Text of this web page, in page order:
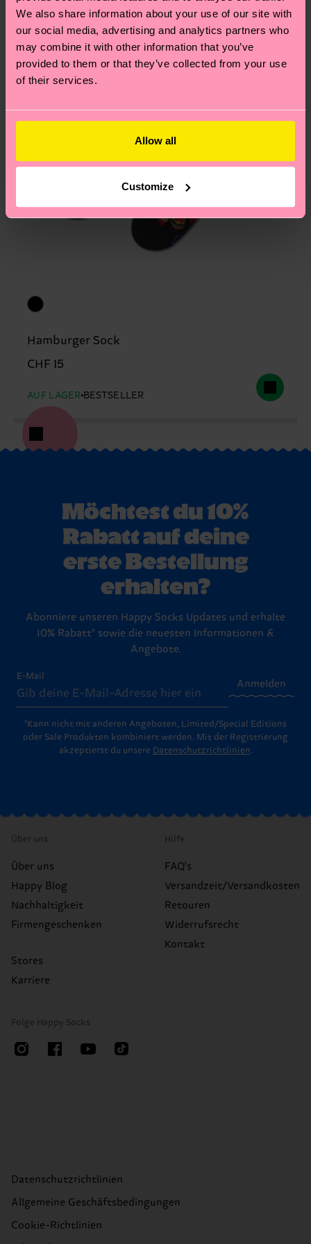
We also share information about your use of our site with
our social media, advertising and analytics partners who
may combine it with other information that you’ve
provided to them or that they’ve collected from your use
of their services.
Allow all
Customize
Hilfebereich im Artikel Retouren findest du die
am häufigsten gestellten Fragen.
Hamburger Sock
CHF 15
AUF LAGER BESTSELLER
Möchtest du 10%
Rabatt auf deine
erste Bestellung
erhalten?
Abonniere unseren Happy Socks Updates und erhalte
10% Rabatt* sowie die neuesten Informationen &
Angebote.
E-Mail
Anmelden
*Kann nicht mit anderen Angeboten, Limited/Special Editions
oder Sale Produkten kombiniert werden. Mit der Registrierung
akzeptierst du unsere Datenschutzrichtlinien.
Über uns
Über uns
Happy Blog
Nachhaltigkeit
Firmengeschenken
Stores
Karriere
Hilfe
FAQ's
Versandzeit/Versandkosten
Retouren
Widerrufsrecht
Kontakt
Folge Happy Socks
Datenschutzrichtlinien
Allgemeine Geschäftsbedingungen
Cookie-Richtlinien